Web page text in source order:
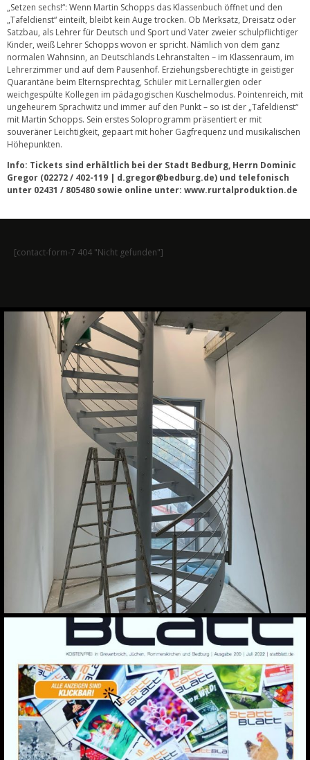
„Setzen sechs!“: Wenn Martin Schopps das Klassenbuch öffnet und den
„Tafeldienst“ einteilt, bleibt kein Auge trocken. Ob Merksatz, Dreisatz oder
Satzbau, als Lehrer für Deutsch und Sport und Vater zweier schulpflichtiger
Kinder, weiß Lehrer Schopps wovon er spricht. Nämlich von dem ganz
normalen Wahnsinn, an Deutschlands Lehranstalten – im Klassenraum, im
Lehrerzimmer und auf dem Pausenhof. Erziehungsberechtigte in geistiger
Quarantäne beim Elternsprechtag, Schüler mit Lernallergien oder
weichgespülte Kollegen im pädagogischen Kuschelmodus. Pointenreich, mit
ungeheurem Sprachwitz und immer auf den Punkt – so ist der „Tafeldienst“
mit Martin Schopps. Sein erstes Soloprogramm präsentiert er mit
souveräner Leichtigkeit, gepaart mit hoher Gagfrequenz und musikalischen
Höhepunkten.
Info: Tickets sind erhältlich bei der Stadt Bedburg, Herrn Dominic
Gregor (02272 / 402-119 | d.gregor@bedburg.de) und telefonisch
unter 02431 / 805480 sowie online unter: www.rurtalproduktion.de
[contact-form-7 404 "Nicht gefunden"]